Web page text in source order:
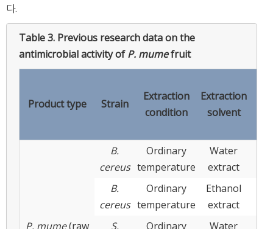
다.
Table 3. Previous research data on the
antimicrobial activity ofP. mumefruit
Product type Strain
Extraction
condition
Extraction
solvent
P. mume(raw
B.
cereus
Ordinary
temperature
Water
extract
B.
cereus
Ordinary
temperature
Ethanol
extract
S.
Ordinary
Water